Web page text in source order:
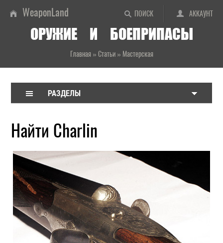
ПОИСК АККАУНТ
WeaponLand
ОРУЖИЕ И БОЕПРИПАСЫ
Главная» Статьи» Мастерская
РАЗДЕЛЫ
Найти Charlin